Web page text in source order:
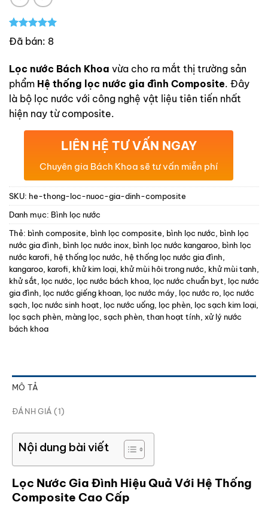
5.00 trên 5
dựa trên
1
Đã bán: 8
Lọc nước Bách Khoa vừa cho ra mắt thị trường sản
phẩm Hệ thống lọc nước gia đình Composite. Đây
là bộ lọc nước với công nghệ vật liệu tiên tiến nhất
hiện nay từ composite.
LIÊN HỆ TƯ VẤN NGAY
Chuyên gia Bách Khoa sẽ tư vấn miễn phí
SKU: he-thong-loc-nuoc-gia-dinh-composite
Danh mục: Bình lọc nước
Thẻ: bình composite bình lọc composite bình lọc nước bình lọc
nước gia đình bình lọc nước inox bình lọc nước kangaroo bình lọc
nước karofi hệ thống lọc nước hệ thống lọc nước gia đình
kangaroo karofi khử kim loại khử mùi hôi trong nước khử mùi tanh
khử sắt lọc nước lọc nước bách khoa lọc nước chuẩn byt lọc nước
gia đình lọc nước giếng khoan lọc nước máy lọc nước ro lọc nước
sạch lọc nước sinh hoạt lọc nước uống lọc phèn lọc sạch kim loại
lọc sạch phèn màng lọc sạch phèn than hoạt tính xử lý nước
bách khoa
MÔ TẢ
ĐÁNH GIÁ (1)
Nội dung bài viết
Lọc Nước Gia Đình Hiệu Quả Với Hệ Thống
Composite Cao Cấp